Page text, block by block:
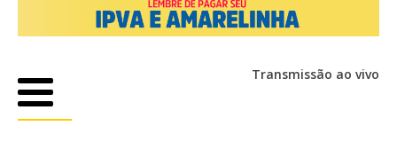
Transmissão ao vivo